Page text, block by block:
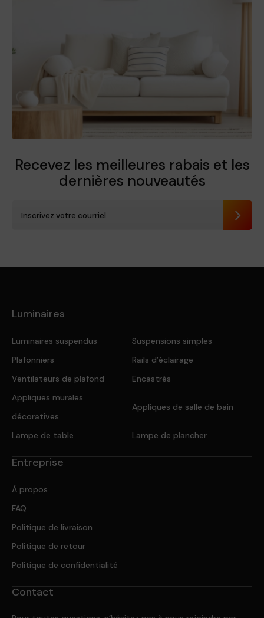
Recevez les meilleures rabais et les
dernières nouveautés
Luminaires
Luminaires suspendus
Suspensions simples
Plafonniers
Rails d’éclairage
Ventilateurs de plafond
Encastrés
Appliques murales
décoratives
Appliques de salle de bain
Lampe de table Lampe de plancher
Entreprise
À propos
FAQ
Politique de livraison
Politique de retour
Politique de confidentialité
Contact